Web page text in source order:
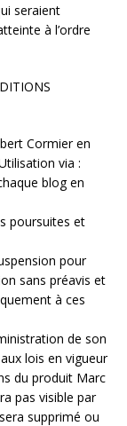
seraient
à l’ordre
Cormier en
via :
blog en
poursuites et
pour
sans préavis et
à ces
de son
lois en vigueur
du produit Marc
pas visible par
supprimé ou